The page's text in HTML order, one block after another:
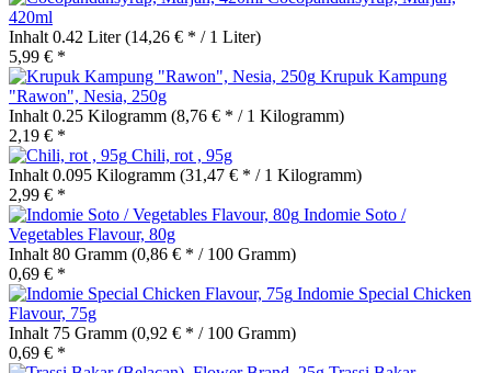
420ml
Inhalt 0.42 Liter(14,26 € * / 1 Liter)
5,99 € *
Krupuk Kampung
"Rawon", Nesia, 250g
Inhalt 0.25 Kilogramm (8,76 € * / 1 Kilogramm)
2,19 € *
Chili, rot , 95g
Inhalt 0.095 Kilogramm (31,47 € * / 1 Kilogramm)
2,99 € *
Indomie Soto /
Vegetables Flavour, 80g
Inhalt 80 Gramm (0,86 € * / 100 Gramm)
0,69 € *
Indomie Special Chicken
Flavour, 75g
Inhalt 75 Gramm (0,92 € * / 100 Gramm)
0,69 € *